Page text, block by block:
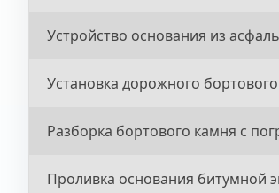
Устройство основания из
Установка дорожного
Разборка бортового камня с
Проливка основания битумной